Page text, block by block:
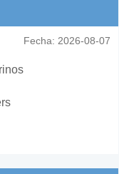
Fecha: 2026-08-07